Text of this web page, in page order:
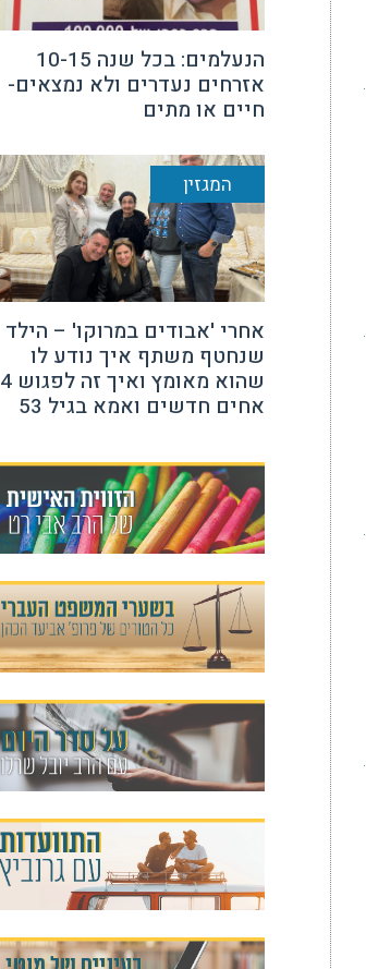
הנעלמים: בכל שנה 10-15
אזרחים נעדרים ולא נמצאים-
חיים או מתים
המגזין
אחרי 'אבודים במרוקו' – הילד
שנחטף משתף איך נודע לו
שהוא מאומץ ואיך זה לפגוש 4
אחים חדשים ואמא בגיל 53